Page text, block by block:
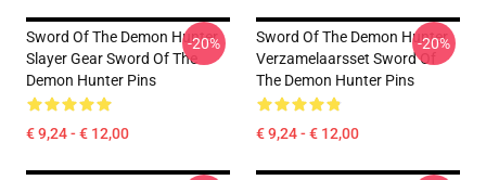
Sword Of The Demon Hunter
Slayer Gear Sword Of The
Demon Hunter Pins
€ 9,24 - € 12,00
-20%
Sword Of The Demon Hunter
Verzamelaarsset Sword Of
The Demon Hunter Pins
€ 9,24 - € 12,00
-20%